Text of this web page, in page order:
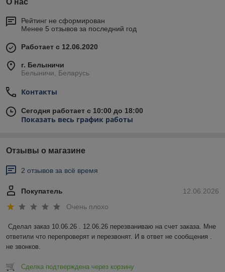
Рейтинг не сформирован
Менее 5 отзывов за последний год
Работает с 12.06.2020
г. Белыничи
Белыничи, Беларусь
Контакты
Сегодня работает с 10:00 до 18:00
Показать весь график работы
Отзывы о магазине
2 отзывов за всё время
12.06.2026
Покупатель
Очень плохо
Сделал заказ 10.06.26 . 12.06.26 перезваниваю на счет заказа. Мне
ответили что перепроверят и перезвонят. И в ответ не сообщения .
не звонков.
Сделка подтверждена через корзину